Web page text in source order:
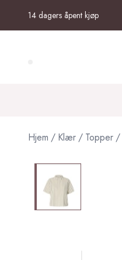
14 dagers åpent kjøp
Hjem / Klær / Topper /